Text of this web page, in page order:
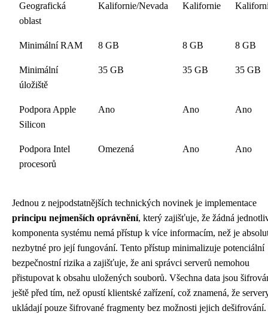
Geografická
oblast
Kalifornie/Nevada Kalifornie
Minimální RAM 8 GB 8 GB 8 GB
Minimální
úložiště
35 GB 35 GB 35 GB
Podpora Apple
Silicon
Ano Ano Ano
Podpora Intel
procesorů
Omezená Ano Ano
Jednou z nejpodstatnějších technických novinek je implementace
principu nejmenších oprávnění, který zajišťuje, že žádná
komponenta systému nemá přístup k více informacím, než je
nezbytné pro její fungování. Tento přístup minimalizuje potenciální
bezpečnostní rizika a zajišťuje, že ani správci serverů nemohou
přistupovat k obsahu uložených souborů. Všechna data jsou
ještě před tím, než opustí klientské zařízení, což znamená, že
ukládají pouze šifrované fragmenty bez možnosti jejich dešifrování.